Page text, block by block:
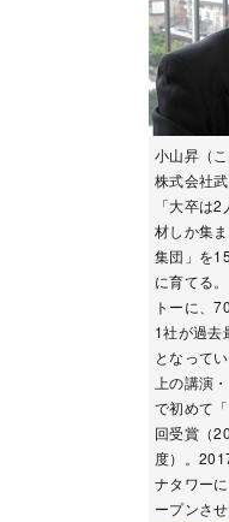
小山昇（
株式会社
「大卒は
材しか集
集団」を
に育てる
トーに、
1社が過去
となって
上の講演
で初めて
回受賞（
度）。
ナタワー
ープンさせ